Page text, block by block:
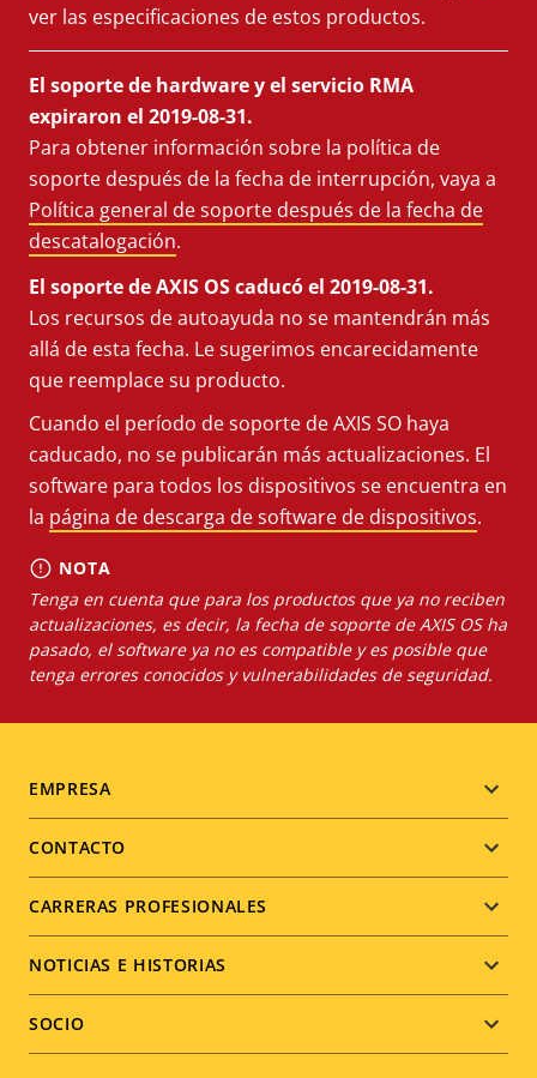
ver las especificaciones de estos productos.
El soporte de hardware y el servicio RMA
expiraron el 2019-08-31.
Para obtener información sobre la política de
soporte después de la fecha de interrupción, vaya a
Política general de soporte después de la fecha de
descatalogación.
El soporte de AXIS OS caducó el 2019-08-31.
Los recursos de autoayuda no se mantendrán más
allá de esta fecha. Le sugerimos encarecidamente
que reemplace su producto.
Cuando el período de soporte de AXIS SO haya
caducado, no se publicarán más actualizaciones. El
software para todos los dispositivos se encuentra en
la página de descarga de software de dispositivos.
NOTA
Tenga en cuenta que para los productos que ya no reciben
actualizaciones, es decir, la fecha de soporte de AXIS OS ha
pasado, el software ya no es compatible y es posible que
tenga errores conocidos y vulnerabilidades de seguridad.
Footer
menu
EMPRESA
CONTACTO
CARRERAS PROFESIONALES
NOTICIAS E HISTORIAS
SOCIO